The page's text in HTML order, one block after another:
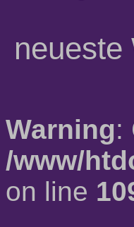
neueste
Warning:
/www/
on line